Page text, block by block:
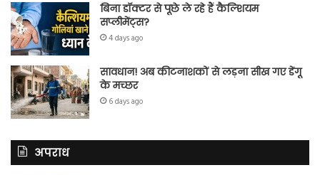
बिना डॉक्टर से पूछे ले रहे हैं कैल्शियम
सप्लीमेंट्स?
4 days ago
सावधान! अब कीटनाशकों से लड़ना सीख गए डेंगू
के मच्छर
6 days ago
अपराध